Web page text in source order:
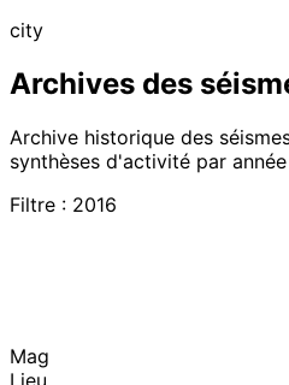
city
Archives des
Archive historique des
synthèses d'activité par
Filtre : 2016
Mag
Lieu